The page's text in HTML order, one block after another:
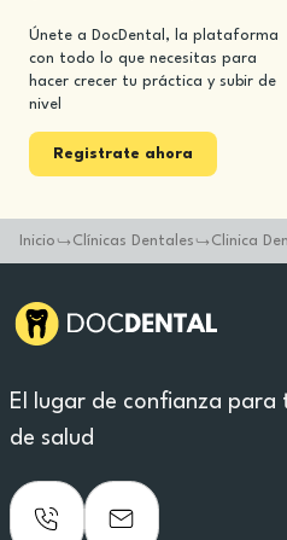
Únete a DocDental, la plataforma
con todo lo que necesitas para
hacer crecer tu práctica y subir de
nivel
Registrate ahora
Inicio Clínicas Dentales Clinica
El lugar de confianza para
de salud